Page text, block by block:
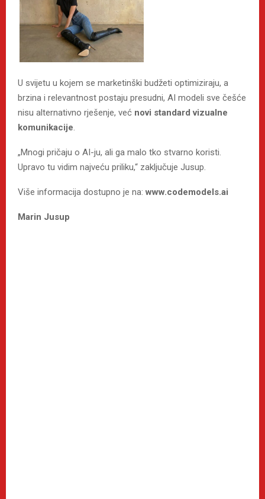
U svijetu u kojem se marketinški budžeti optimiziraju, a
brzina i relevantnost postaju presudni, AI modeli sve češće
nisu alternativno rješenje, već novi standard vizualne
komunikacije
„Mnogi pričaju o AI-ju, ali ga malo tko stvarno koristi.
Upravo tu vidim najveću priliku,“ zaključuje Jusup.
Više informacija dostupno je na: www.codemodels.ai
Marin Jusup